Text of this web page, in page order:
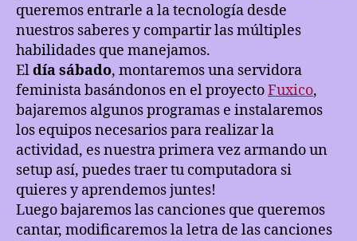
queremos entrarle a la tecnología desde
nuestros saberes y compartir las múltiples
habilidades que manejamos.
Eldía sábado, montaremos una servidora
feminista basándonos en el proyectoFuxico,
bajaremos algunos programas e instalaremos
los equipos necesarios para realizar la
actividad, es nuestra primera vez armando un
setup así, puedes traer tu computadora si
quieres y aprendemos juntes!
Luego bajaremos las canciones que queremos
cantar, modificaremos la letra de las canciones